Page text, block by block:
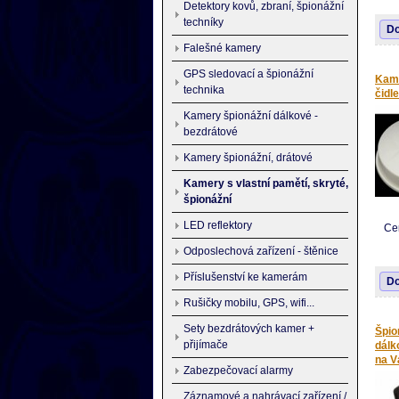
se
PC
jako
AVI
007!
na
Detektory kovů, zbraní, špionážní
techníky
Falešné kamery
GPS sledovací a špionážní
technika
Kamery špionážní dálkové -
bezdrátové
Kamery špionážní, drátové
Kamery s vlastní pamětí, skryté,
špionážní
LED reflektory
Odposlechová zařízení - štěnice
Příslušenství ke kamerám
Rušičky mobilu, GPS, wifi...
Sety bezdrátových kamer +
přijímače
Zabezpečovací alarmy
Záznamové a nahrávací zařízení /